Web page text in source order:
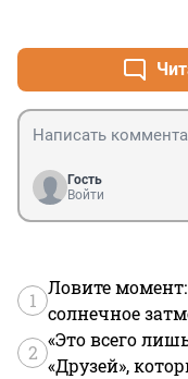
Гость
Войти
1
Ловите
солнечное
2
«Это всего
«Друзей»,